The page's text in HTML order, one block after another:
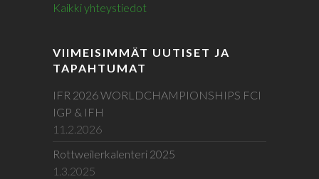
Kaikki yhteystiedot
VIIMEISIMMÄT UUTISET JA
TAPAHTUMAT
IFR 2026 WORLDCHAMPIONSHIPS FCI
IGP & IFH
11.2.2026
Rottweilerkalenteri 2025
1.3.2025